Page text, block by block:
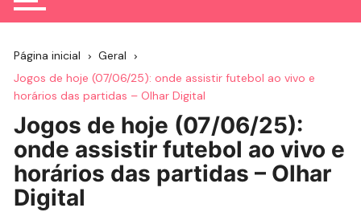
Página inicial
Geral
Jogos de hoje (07/06/25): onde assistir futebol ao vivo e
horários das partidas – Olhar Digital
Jogos de hoje (07/06/25):
onde assistir futebol ao vivo e
horários das partidas – Olhar
Digital